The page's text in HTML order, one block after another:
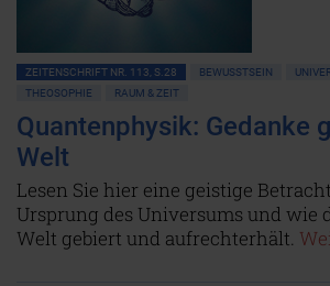
ZEITENSCHRIFT NR. 113, S.28 BEWUSSTSEIN
THEOSOPHIE
RAUM & ZEIT
Quantenphysik: Gedanke
Welt
Lesen Sie hier eine geistige
Ursprung des Universums und wie
Welt gebiert und aufrechterhält.